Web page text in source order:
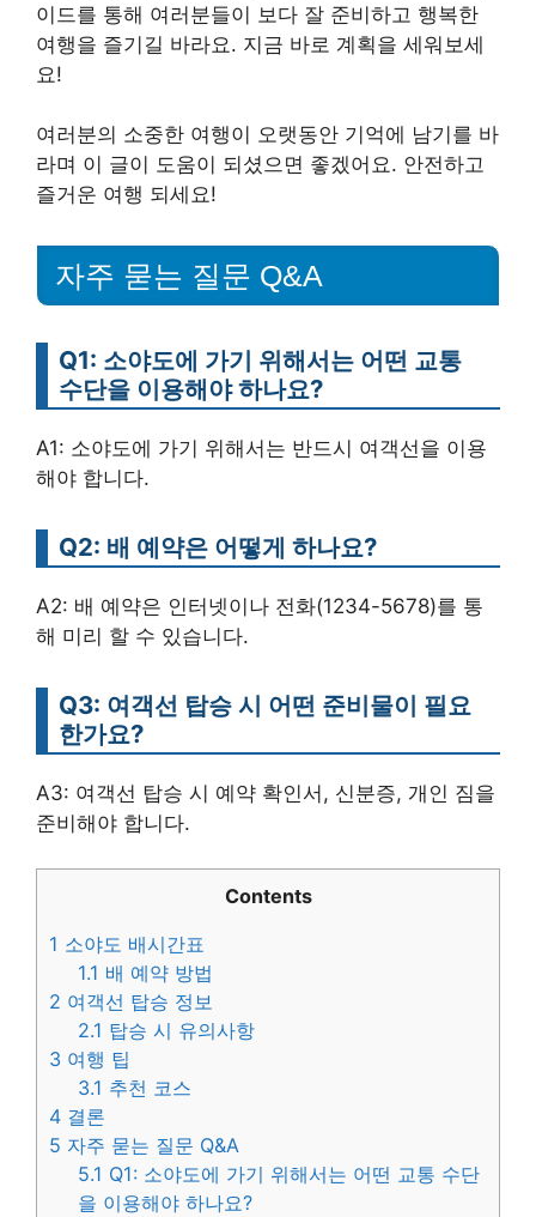
이드를 통해 여러분들이 보다 잘 준비하고 행복한
여행을 즐기길 바라요. 지금 바로 계획을 세워보세
요!
여러분의 소중한 여행이 오랫동안 기억에 남기를 바
라며 이 글이 도움이 되셨으면 좋겠어요. 안전하고
즐거운 여행 되세요!
자주 묻는 질문 Q&A
Q1: 소야도에 가기 위해서는 어떤 교통
수단을 이용해야 하나요?
A1: 소야도에 가기 위해서는 반드시 여객선을 이용
해야 합니다.
Q2: 배 예약은 어떻게 하나요?
A2: 배 예약은 인터넷이나 전화(1234-5678)를 통
해 미리 할 수 있습니다.
Q3: 여객선 탑승 시 어떤 준비물이 필요
한가요?
A3: 여객선 탑승 시 예약 확인서, 신분증, 개인 짐을
준비해야 합니다.
Contents
1 소야도 배시간표
1.1 배 예약 방법
2 여객선 탑승 정보
2.1 탑승 시 유의사항
3 여행 팁
3.1 추천 코스
4 결론
5 자주 묻는 질문 Q&A
5.1 Q1: 소야도에 가기 위해서는 어떤 교통 수단
을 이용해야 하나요?